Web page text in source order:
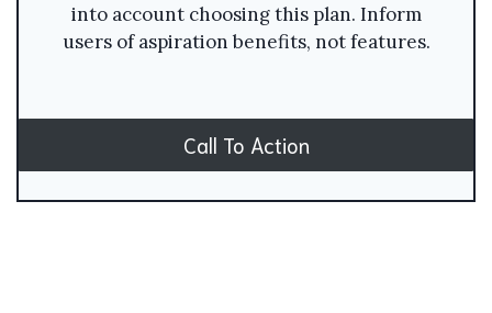
into account choosing this plan. Inform
users of aspiration benefits, not features.
Call To Action